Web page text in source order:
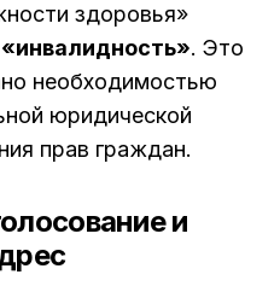
здоровья»
«инвалидность». Это
необходимостью
юридической
прав граждан.
и